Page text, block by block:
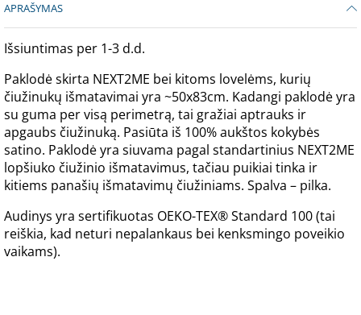
APRAŠYMAS
Išsiuntimas per 1-3 d.d.
Paklodė skirta NEXT2ME bei kitoms lovelėms, kurių
čiužinukų išmatavimai yra ~50x83cm. Kadangi paklodė yra
su guma per visą perimetrą, tai gražiai aptrauks ir
apgaubs čiužinuką. Pasiūta iš 100% aukštos kokybės
satino. Paklodė yra siuvama pagal standartinius NEXT2ME
lopšiuko čiužinio išmatavimus, tačiau puikiai tinka ir
kitiems panašių išmatavimų čiužiniams. Spalva – pilka.
Audinys yra sertifikuotas OEKO-TEX® Standard 100 (tai
reiškia, kad neturi nepalankaus bei kenksmingo poveikio
vaikams).